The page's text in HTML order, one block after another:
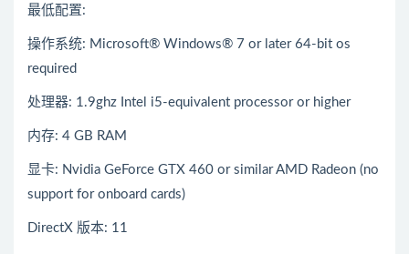
最低配置:
操作系统: Microsoft® Windows® 7 or later 64-bit os
required
处理器: 1.9ghz Intel i5-equivalent processor or higher
内存: 4 GB RAM
显卡: Nvidia GeForce GTX 460 or similar AMD Radeon (no
support for onboard cards)
DirectX 版本: 11